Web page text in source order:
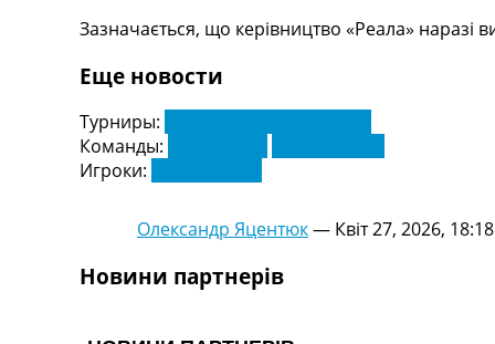
Categories
Головна
Конкурс прогнозів
Логін
Рейтінги
Правила
Зазначається, що керівництво «Реала» наразі
Еще новости
Турниры:
Команды:
Игроки:
Олександр Яцентюк— Квіт 27, 2026, 18:18
Новини партнерів